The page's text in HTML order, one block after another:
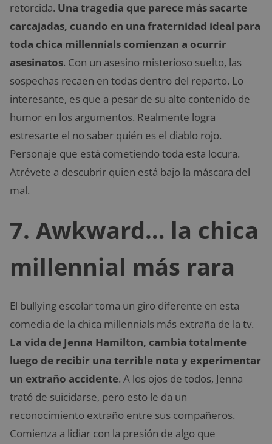
retorcida. Una tragedia que parece más sacarte
carcajadas, cuando en una fraternidad ideal para
toda chica millennials comienzan a ocurrir
asesinatos. Con un asesino misterioso suelto, las
sospechas recaen en todas dentro del reparto. Lo
interesante, es que a pesar de su alto contenido de
humor en los argumentos. Realmente logra
estresarte el no saber quién es el diablo rojo.
Personaje que está cometiendo toda esta locura.
Atrévete a descubrir quien está bajo la máscara del
mal.
7. Awkward… la chica
millennial más rara
El bullying escolar toma un giro diferente en esta
comedia de la chica millennials más extraña de la tv.
La vida de Jenna Hamilton, cambia totalmente
luego de recibir una terrible nota y experimentar
un extraño accidente. A los ojos de todos, Jenna
trató de suicidarse, pero esto le da un
reconocimiento extraño entre sus compañeros.
Comienza a lidiar con la presión de algo que